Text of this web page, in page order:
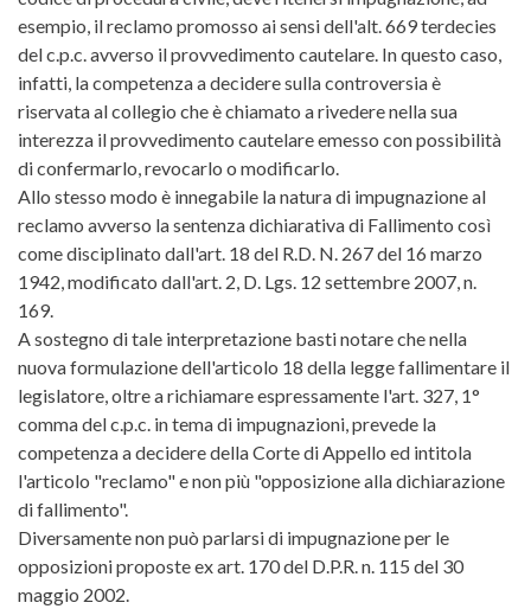
esempio, il reclamo promosso ai sensi dell'alt. 669 terdecies
del c.p.c. avverso il provvedimento cautelare. In questo caso,
infatti, la competenza a decidere sulla controversia è
riservata al collegio che è chiamato a rivedere nella sua
interezza il provvedimento cautelare emesso con possibilità
di confermarlo, revocarlo o modificarlo.
Allo stesso modo è innegabile la natura di impugnazione al
reclamo avverso la sentenza dichiarativa di Fallimento così
come disciplinato dall'art. 18 del R.D. N. 267 del 16 marzo
1942, modificato dall'art. 2, D. Lgs. 12 settembre 2007, n.
169.
A sostegno di tale interpretazione basti notare che nella
nuova formulazione dell'articolo 18 della legge fallimentare il
legislatore, oltre a richiamare espressamente l'art. 327, 1°
comma del c.p.c. in tema di impugnazioni, prevede la
competenza a decidere della Corte di Appello ed intitola
l'articolo "reclamo" e non più "opposizione alla dichiarazione
di fallimento".
Diversamente non può parlarsi di impugnazione per le
opposizioni proposte ex art. 170 del D.P.R. n. 115 del 30
maggio 2002.